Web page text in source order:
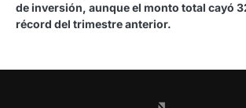
de inversión, aunque el monto total cayó
récord del trimestre anterior.